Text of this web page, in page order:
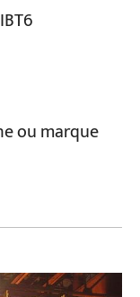
ou marque